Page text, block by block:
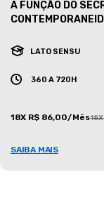
A FUNÇÃO DO
LATO SENSU
360 A 720H
18X R$ 86,00/Mês
SAIBA MAIS